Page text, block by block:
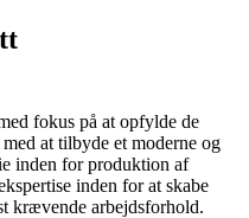
fokus på at opfylde de
at tilbyde et moderne og
inden for produktion af
inden for at skabe
krævende arbejdsforhold.